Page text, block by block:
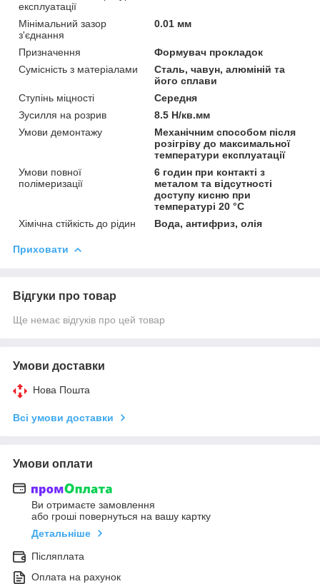
експлуатації
Мінімальний зазор
з'єднання
0.01 мм
Призначення
Формувач прокладок
Сумісність з матеріалами
Сталь, чавун, алюміній та
його сплави
Ступінь міцності
Середня
Зусилля на розрив
8.5 Н/кв.мм
Умови демонтажу
Механічним способом після
розігріву до максимальної
температури експлуатації
Умови повної
полімеризації
6 годин при контакті з
металом та відсутності
доступу кисню при
температурі 20 °C
Хімічна стійкість до рідин
Вода, антифриз, олія
Приховати
Відгуки про товар
Ще немає відгуків про цей товар
Умови доставки
Нова Пошта
Всі умови доставки
Умови оплати
Ви отримаєте замовлення
або гроші повернуться на вашу картку
Детальніше
Післяплата
Оплата на рахунок